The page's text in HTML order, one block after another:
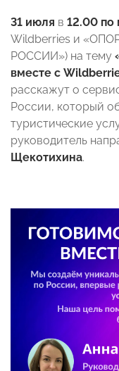
31 июля в 12.00 по
Wildberries и
РОССИИ») на тему
вместе с
расскажут о
России, который
туристические
руководитель
Щекотихина.